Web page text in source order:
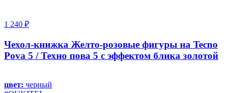
1 240 ₽
Чехол-книжка Желто-розовые фигуры на Tecno
Pova 5 / Техно пова 5 с эффектом блика золотой
цвет: черный